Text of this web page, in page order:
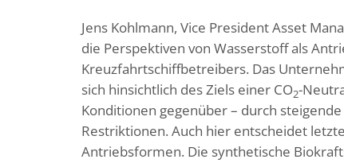
Jens Kohlmann, Vice President Asset
die Perspektiven von Wasserstoff als
Kreuzfahrtschiffbetreibers. Das
sich hinsichtlich des Ziels einer CO2-
Konditionen gegenüber – durch
Restriktionen. Auch hier entscheidet
Antriebsformen. Die synthetische